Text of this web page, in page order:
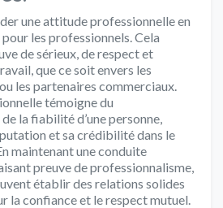
une attitude professionnelle en
les professionnels. Cela
de sérieux, de respect et
que ce soit envers les
les partenaires commerciaux.
témoigne du
la fiabilité d’une personne,
et sa crédibilité dans le
maintenant une conduite
preuve de professionnalisme,
établir des relations solides
la confiance et le respect mutuel.